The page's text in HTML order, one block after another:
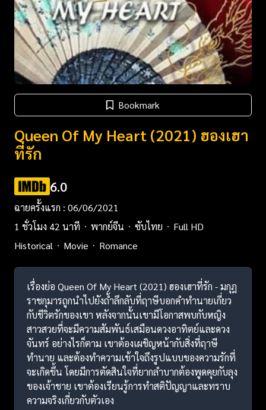
Bookmark
Queen Of My Heart (2021) ฮองเฮา
ที่รัก
6.0
ฉายครั้งแรก : 06/06/2021
1 ชั่วโมง 42 นาที
พากย์จีน ซับไทย
Full HD
Historical
Movie Romance
เรื่องย่อ Queen Of My Heart (2021) ฮองเฮาที่รัก - มกุฎ
ราชกุมารถูกนำไปยังถ้ำลึกลับที่ฤาษีบอกคำทำนายเกี่ยว
กับชีวิตรักของเขา หลังจากนั้นเขามีโอกาสพบกับหญิง
สาวสวยที่จะมีความสัมพันธ์เสมือนดวงอาทิตย์และดวง
จันทร์ อย่างไรก็ตาม เขาต้องเผชิญหน้ากับสิ่งที่ฤาษี
ทำนาย และต้องทำความเข้าใจถึงรูปแบบของความรักที่
จะเกิดขึ้น โดยมีการตัดสินใจที่ยากลำบากต้องพูดคุยกับลุง
ของเจ้าชาย เขาต้องเรียนรู้การทำสติปัญญาและทราบ
ความจริงเกี่ยวกับตัวเอง